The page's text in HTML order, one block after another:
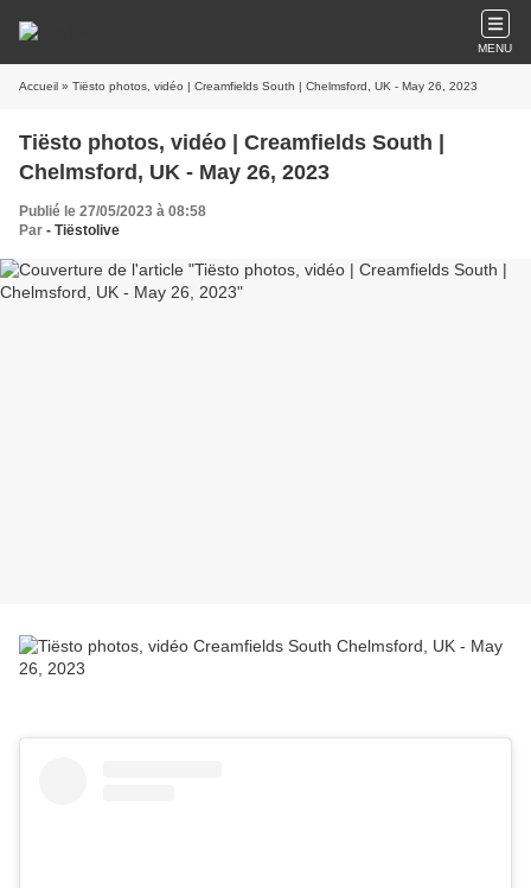
MENU
Accueil » Tiësto photos, vidéo | Creamfields South | Chelmsford, UK - May 26, 2023
Tiësto photos, vidéo | Creamfields South |
Chelmsford, UK - May 26, 2023
Publié le 27/05/2023 à 08:58
Par - Tiëstolive